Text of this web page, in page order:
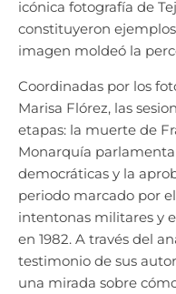
icónica fotografía de
constituyeron
imagen moldeó la
Coordinadas por los
Marisa Flórez, las
etapas: la muerte de
Monarquía
democráticas y la
periodo marcado por
intentonas militares y
en 1982. A través del
testimonio de sus
una mirada sobre